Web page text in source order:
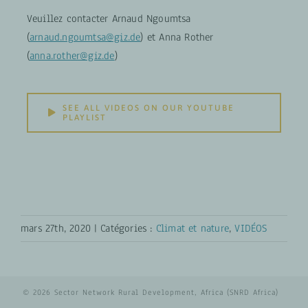
Veuillez contacter Arnaud Ngoumtsa
(arnaud.ngoumtsa@giz.de) et Anna Rother
(anna.rother@giz.de)
SEE ALL VIDEOS ON OUR YOUTUBE
PLAYLIST
mars 27th, 2020 | Catégories : Climat et nature,VIDÉOS
© 2026 Sector Network Rural Development, Africa (SNRD Africa)